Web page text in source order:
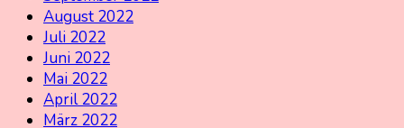
August 2022
Juli 2022
Juni 2022
Mai 2022
April 2022
März 2022